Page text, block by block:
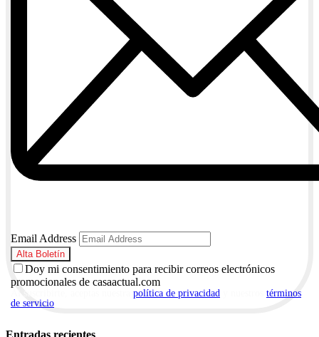
Email Address
Doy mi consentimiento para recibir correos electrónicos
promocionales de casaactual.com
política de privacidad
términos
de servicio
Entradas recientes